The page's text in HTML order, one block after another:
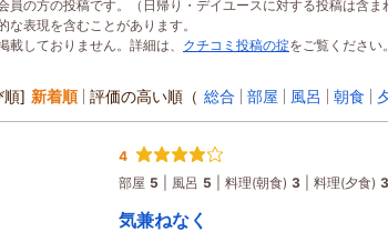
の方の投稿です。（日帰り・デイユースに対する投稿は含ま
表現を含むことがあります。
しておりません。詳細は、 クチコミ投稿の掟をご覧ください。
順] 新着順 評価の高い順 （ 総合 部屋 風呂 朝食
4
部屋 5 風呂 5 料理(朝食) 3 料理(夕食) 3
気兼ねなく